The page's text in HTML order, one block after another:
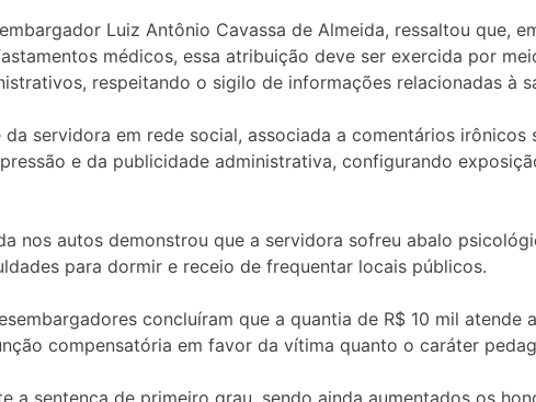
Luiz Antônio Cavassa de Almeida, ressaltou que,
médicos, essa atribuição deve ser exercida por
respeitando o sigilo de informações relacionadas à
servidora em rede social, associada a comentários
e da publicidade administrativa, configurando
nos autos demonstrou que a servidora sofreu abalo
para dormir e receio de frequentar locais públicos.
concluíram que a quantia de R$ 10 mil atende
compensatória em favor da vítima quanto o caráter